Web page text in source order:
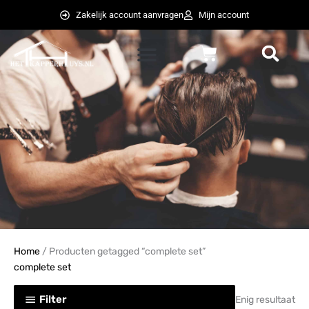
inhoud
Zakelijk account aanvragen Mijn account
Winkelwagen
Home / Producten getagged “complete set”
complete set
Filter Enig resultaat